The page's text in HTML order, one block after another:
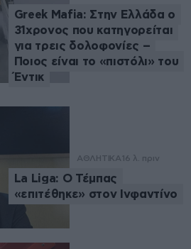
Greek Mafia: Στην Ελλάδα ο
31χρονος που κατηγορείται
για τρεις δολοφονίες –
Ποιος είναι το «πιστόλι» του
Έντικ
ΑΘΛΗΤΙΚΑ 16 λ. πριν
La Liga: Ο Τέμπας
«επιτέθηκε» στον Ινφαντίνο